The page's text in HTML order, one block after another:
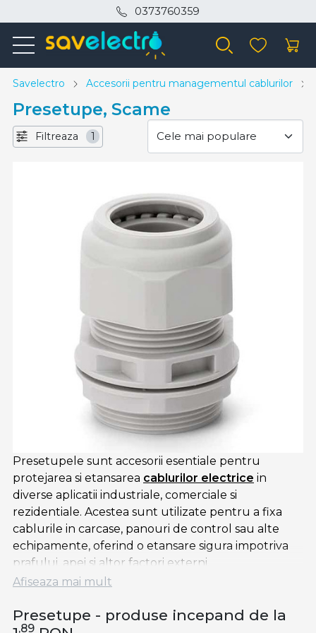
0373760359
Savelectro Accesorii pentru managementul cablurilor
Presetupe, Scame
Filtreaza 1
Presetupele sunt accesorii esentiale pentru
protejarea si etansarea cablurilor electrice in
diverse aplicatii industriale, comerciale si
rezidentiale. Acestea sunt utilizate pentru a fixa
cablurile in carcase, panouri de control sau alte
echipamente, oferind o etansare sigura impotriva
prafului, apei si altor factori externi.
Fabricate din materiale precum plasticul rezistent,
alama sau otel inoxidabil, presetupele sunt
disponibile intr-o gama variata de dimensiuni si
Afiseaza mai mult
Presetupe - produse incepand de la
,89